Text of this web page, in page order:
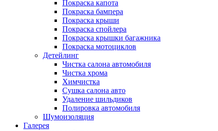
Покраска капота
Покраска бампера
Покраска крыши
Покраска спойлера
Покраска крышки багажника
Покраска мотоциклов
Детейлинг
Чистка салона автомобиля
Чистка хрома
Химчистка
Сушка салона авто
Удаление шильдиков
Полировка автомобиля
Шумоизоляция
Галерея